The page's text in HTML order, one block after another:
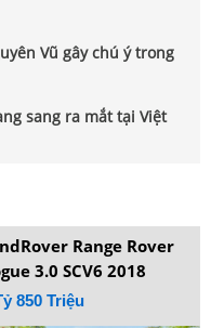
Vũ gây chú ý trong
sang ra mắt tại Việt
Range Rover
3.0 SCV6 2018
850 Triệu